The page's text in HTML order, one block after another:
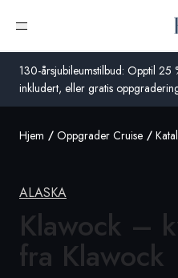
130-årsjubileumstilbud: Opptil 25
inkludert, eller gratis
Åpne meny
Storbritannia
USA
Global
Hjem Oppgrader Cruise
ALASKA
Klawock –
fra Klawock